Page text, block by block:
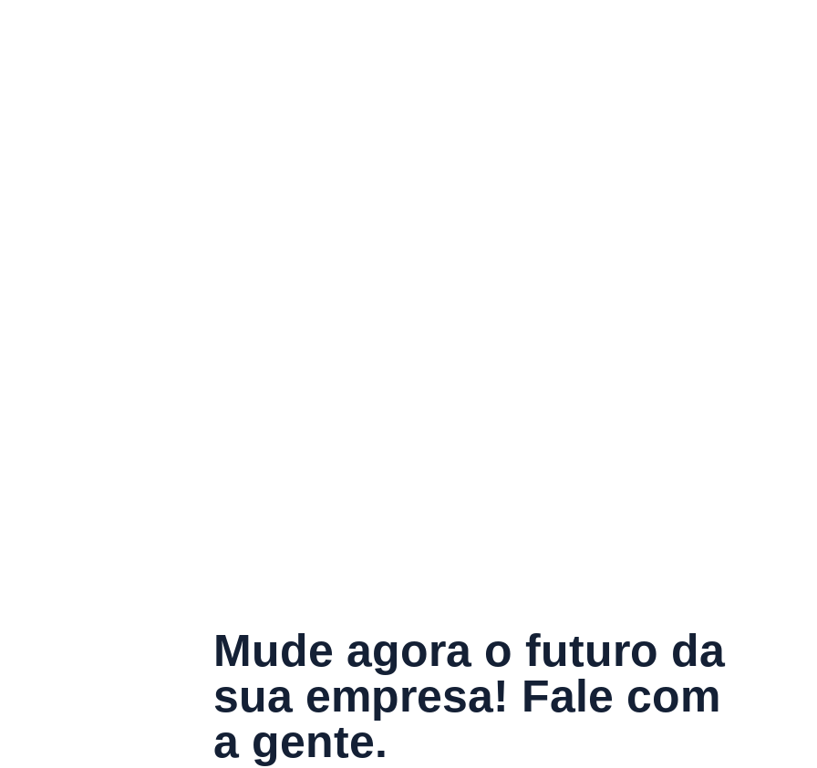
Mude agora o futuro da
sua empresa! Fale com
a gente.